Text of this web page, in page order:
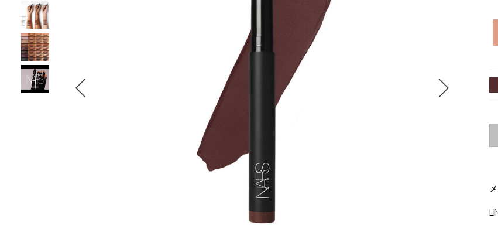
バ
エ
ン
プ
を
ー
入
る